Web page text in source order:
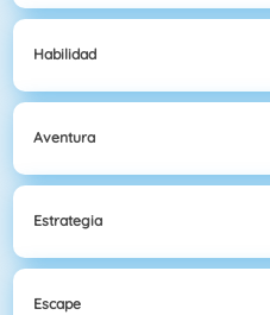
Habilidad
Aventura
Estrategia
Escape